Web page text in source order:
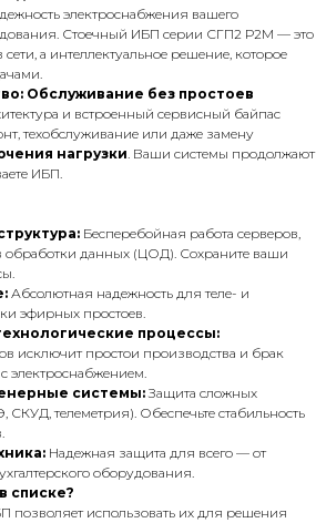
электроснабжения вашего
Стоечный ИБП серии СГП2 Р2М — это
а интеллектуальное решение, которое
Обслуживание без простоев
и встроенный сервисный байпас
техобслуживание или даже замену
нагрузки. Ваши системы продолжают
ИБП.
Бесперебойная работа серверов,
обработки данных (ЦОД). Сохраните ваши
Абсолютная надежность для теле- и
эфирных простоев.
процессы:
исключит простои производства и брак
электроснабжением.
системы:Защита сложных
телеметрия). Обеспечьте стабильность
Надежная защита для всего — от
оборудования.
списке?
позволяет использовать их для решения